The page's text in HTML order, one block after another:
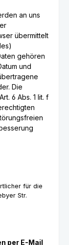
an uns
übermittelt
gehören
und
Die
6 Abs. 1 lit. f
für die
Str.
per E-Mail